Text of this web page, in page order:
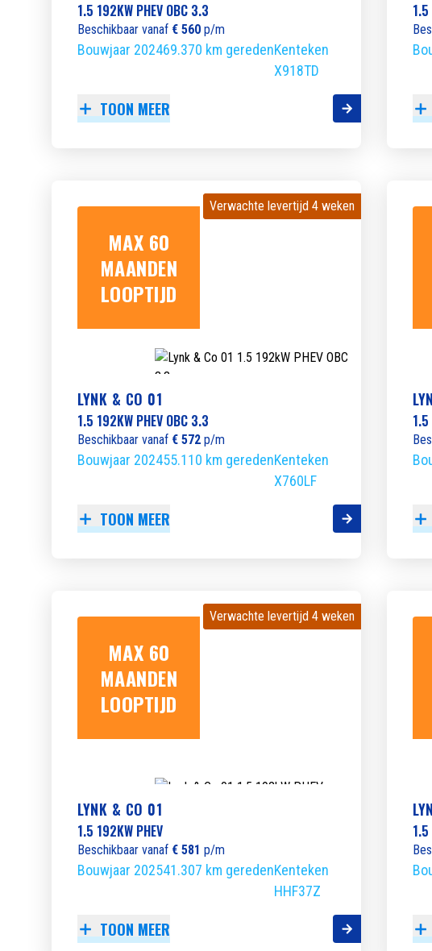
1.5 192KW PHEV OBC 3.3
Beschikbaar vanaf € 560 p/m
Bouwjaar 202469.370 km geredenKenteken
X918TD
TOON MEER
1.5
MAX 60
MAANDEN
LOOPTIJD
Verwachte levertijd 4 weken
Verwachte levertijd 4 weken
LYNK & CO 01
1.5 192KW PHEV OBC 3.3
Beschikbaar vanaf € 572 p/m
Bouwjaar 202455.110 km geredenKenteken
X760LF
TOON MEER
1.5
MAX 60
MAANDEN
LOOPTIJD
Verwachte levertijd 4 weken
Verwachte levertijd 4 weken
LYNK & CO 01
1.5 192KW PHEV
Beschikbaar vanaf € 581 p/m
Bouwjaar 202541.307 km geredenKenteken
HHF37Z
TOON MEER
1.5